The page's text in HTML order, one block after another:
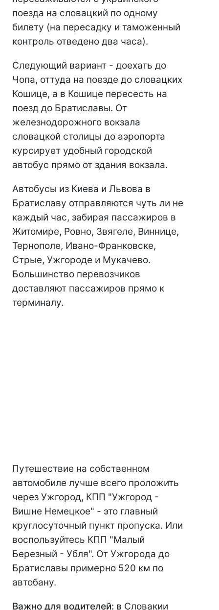
поезда на словацкий по одному
билету (на пересадку и таможенный
контроль отведено два часа).
Следующий вариант - доехать до
Чопа, оттуда на поезде до словацких
Кошице, а в Кошице пересесть на
поезд до Братиславы. От
железнодорожного вокзала
словацкой столицы до аэропорта
курсирует удобный городской
автобус прямо от здания вокзала.
Автобусы из Киева и Львова в
Братиславу отправляются чуть ли не
каждый час, забирая пассажиров в
Житомире, Ровно, Звягеле, Виннице,
Тернополе, Ивано-Франковске,
Стрые, Ужгороде и Мукачево.
Большинство перевозчиков
доставляют пассажиров прямо к
терминалу.
Путешествие на собственном
автомобиле лучше всего проложить
через Ужгород, КПП "Ужгород -
Вишне Немецкое" - это главный
круглосуточный пункт пропуска. Или
воспользуйтесь КПП "Малый
Березный - Убля". От Ужгорода до
Братиславы примерно 520 км по
автобану.
Важно для водителей: в Словакии